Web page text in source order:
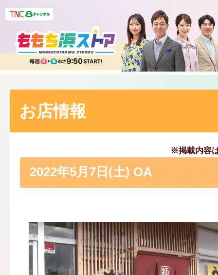
お店情報
※掲載内容
2022年5月7日(土) OA